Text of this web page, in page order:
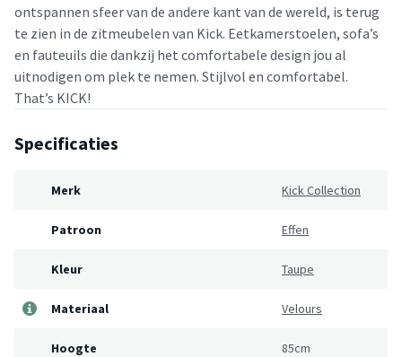
ontspannen sfeer van de andere kant van de wereld, is terug
te zien in de zitmeubelen van Kick. Eetkamerstoelen, sofa’s
en fauteuils die dankzij het comfortabele design jou al
uitnodigen om plek te nemen. Stijlvol en comfortabel.
That’s KICK!
Specificaties
Merk Kick Collection
Patroon Effen
Kleur Taupe
Materiaal Velours
Hoogte 85cm